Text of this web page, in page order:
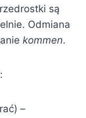
są
Odmiana
kommen.
–